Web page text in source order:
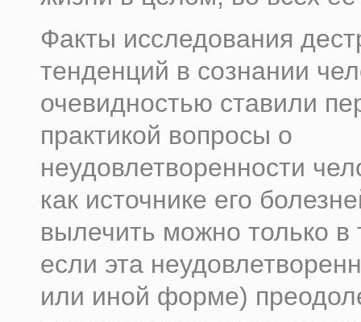
Факты исследования
тенденций в сознании
очевидностью ставили
практикой вопросы о
неудовлетворенности
как источнике его
вылечить можно только в
если эта
или иной форме)